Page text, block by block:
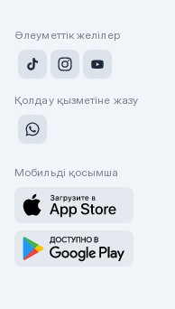
Әлеуметтік желілер
Қолдау қызметіне жазу
Мобильді қосымша